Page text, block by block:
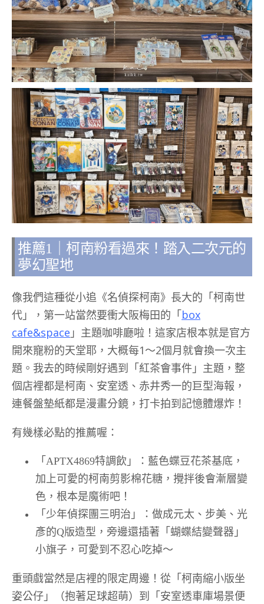
推薦1｜柯南粉看過來！踏入二次元的
夢幻聖地
像我們這種從小追《名偵探柯南》長大的「柯南世
代」，第一站當然要衝大阪梅田的「box
cafe&space 」主題咖啡廳啦！這家店根本就是官方
開來寵粉的天堂耶，大概每1～2個月就會換一次主
題。我去的時候剛好遇到「紅茶會事件」主題，整
個店裡都是柯南、安室透、赤井秀一的巨型海報，
連餐盤墊紙都是漫畫分鏡，打卡拍到記憶體爆炸！
有幾樣必點的推薦喔：
「APTX4869特調飲」：藍色蝶豆花茶基底，
加上可愛的柯南剪影棉花糖，攪拌後會漸層變
色，根本是魔術吧！
「少年偵探團三明治」：做成元太、步美、光
彥的Q版造型，旁邊還插著「蝴蝶結變聲器」
小旗子，可愛到不忍心吃掉～
重頭戲當然是店裡的限定周邊！從「柯南縮小版坐
姿公仔」（抱著足球超萌）到「安室透車庫場景便